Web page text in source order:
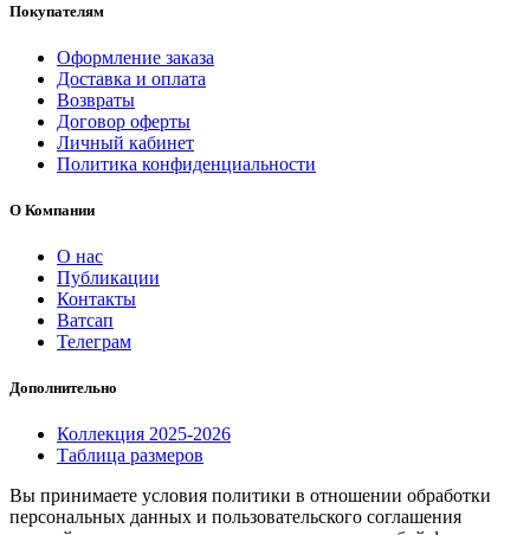
Покупателям
Оформление заказа
Доставка и оплата
Возвраты
Договор оферты
Личный кабинет
Политика конфиденциальности
О Компании
О нас
Публикации
Контакты
Ватсап
Телеграм
Дополнительно
Коллекция 2025-2026
Таблица размеров
Вы принимаете условия политики в отношении обработки
персональных данных и пользовательского соглашения